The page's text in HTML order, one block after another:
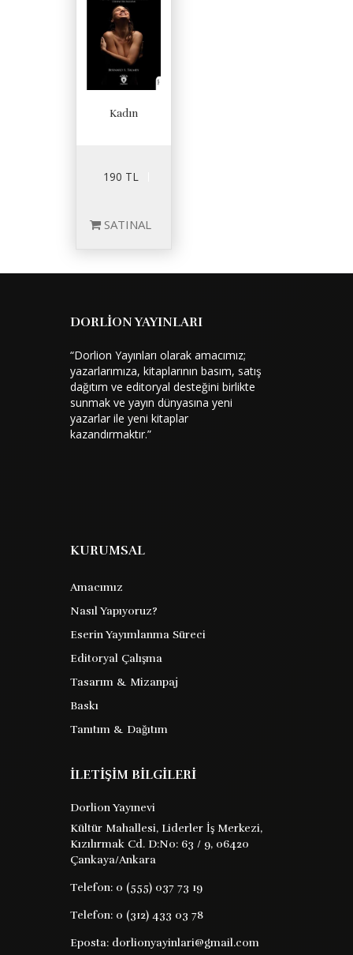
Kadın
190 TL
SATINAL
Kadın
Bernard S. Talmey
Barkod :
9786253744922
Yayın Evi : XX
bernard s talmey in kadın adlı eseri
sevginin ve cinselliğin tarihsel ve
biyolojik evrimini derinlemesine
inceliyor İlk bölümde sevginin önemi ve
başlayarak ...
190 TL Satın Al Kitabı İncele
DORLİON YAYINLARI
“Dorlion Yayınları olarak amacımız;
yazarlarımıza, kitaplarının basım, satış
dağıtım ve editoryal desteğini birlikte
sunmak ve yayın dünyasına yeni
yazarlar ile yeni kitaplar
kazandırmaktır.”
KURUMSAL
Amacımız
Nasıl Yapıyoruz?
Eserin Yayımlanma Süreci
Editoryal Çalışma
Tasarım & Mizanpaj
Baskı
Tanıtım & Dağıtım
İLETİŞİM BİLGİLERİ
Dorlion Yayınevi
Kültür Mahallesi, Liderler İş Merkezi,
Kızılırmak Cd. D:No: 63 / 9, 06420
Çankaya/Ankara
Telefon: 0 (555) 037 73 19
Telefon: 0 (312) 433 03 78
Eposta: dorlionyayinlari@gmail.com